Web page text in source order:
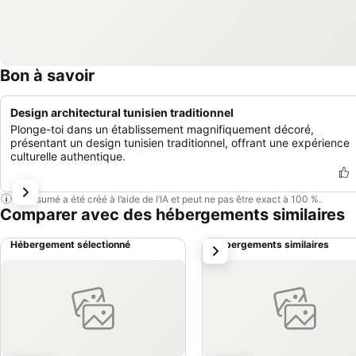
Bon à savoir
Design architectural tunisien traditionnel
Plonge-toi dans un établissement magnifiquement décoré,
présentant un design tunisien traditionnel, offrant une expérience
culturelle authentique.
Ce résumé a été créé à l’aide de l’IA et peut ne pas être exact à 100 %.
Comparer avec des hébergements similaires
Hébergement sélectionné Hébergements similaires
suivant